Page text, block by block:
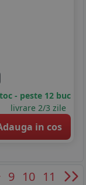
- peste 12 buc
livrare 2/3 zile
in cos
9 10 11